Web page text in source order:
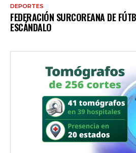
DEPORTES
FEDERACIÓN SURCOREANA DE
ESCÁNDALO